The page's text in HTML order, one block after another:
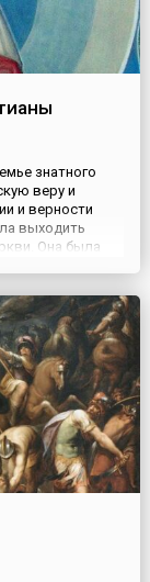
знатного
веру и
и верности
выходить
Она была